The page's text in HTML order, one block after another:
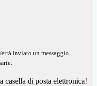
inviato un messaggio
casella di posta elettronica!